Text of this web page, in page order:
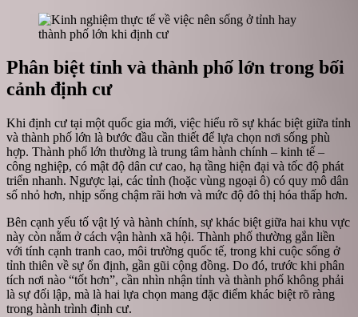
Phân biệt tỉnh và thành phố lớn trong bối
cảnh định cư
Khi định cư tại một quốc gia mới, việc hiểu rõ sự khác biệt giữa tỉnh
và thành phố lớn là bước đầu cần thiết để lựa chọn nơi sống phù
hợp. Thành phố lớn thường là trung tâm hành chính – kinh tế –
công nghiệp, có mật độ dân cư cao, hạ tầng hiện đại và tốc độ phát
triển nhanh. Ngược lại, các tỉnh (hoặc vùng ngoại ô) có quy mô dân
số nhỏ hơn, nhịp sống chậm rãi hơn và mức độ đô thị hóa thấp hơn.
Bên cạnh yếu tố vật lý và hành chính, sự khác biệt giữa hai khu vực
này còn nằm ở cách vận hành xã hội. Thành phố thường gắn liền
với tính cạnh tranh cao, môi trường quốc tế, trong khi cuộc sống ở
tỉnh thiên về sự ổn định, gần gũi cộng đồng. Do đó, trước khi phân
tích nơi nào “tốt hơn”, cần nhìn nhận tỉnh và thành phố không phải
là sự đối lập, mà là hai lựa chọn mang đặc điểm khác biệt rõ ràng
trong hành trình định cư.